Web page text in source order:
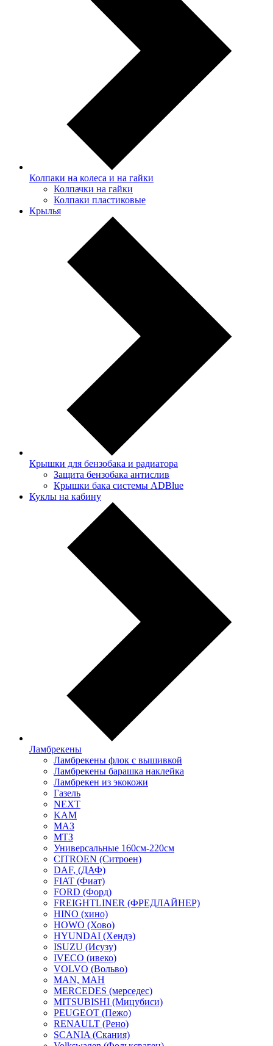
Колпаки на колеса и на гайки
Колпачки на гайки
Колпаки пластиковые
Крылья
Крышки для бензобака и радиатора
Защита бензобака антислив
Крышки бака системы ADBlue
Куклы на кабину
Ламбрекены
Ламбрекены флок с вышивкой
Ламбрекены барашка наклейка
Ламбрекен из экокожи
Газель
NEXT
KAM
МАЗ
МТЗ
Универсальные 160см-220см
CITROEN (Ситроен)
DAF, (ДАФ)
FIAT (Фиат)
FORD (Форд)
FREIGHTLINER (ФРЕДЛАЙНЕР)
HINO (хино)
HOWO (Хово)
HYUNDAI (Хендэ)
ISUZU (Исузу)
IVECO (ивеко)
VOLVO (Вольво)
MAN, МАН
MERCEDES (мерседес)
MITSUBISHI (Мицубиси)
PEUGEOT (Пежо)
RENAULT (Рено)
SCANIA (Скания)